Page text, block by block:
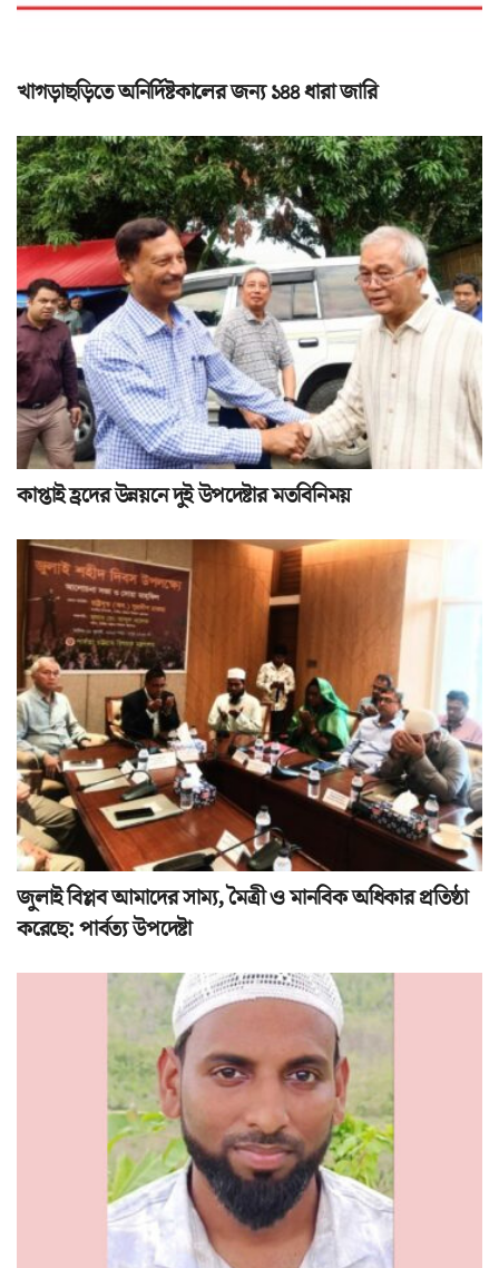
খাগড়াছড়িতে অনির্দিষ্টকালের জন্য ১৪৪ ধারা জারি
কাপ্তাই হ্রদের উন্নয়নে দুই উপদেষ্টার মতবিনিময়
জুলাই বিপ্লব আমাদের সাম্য, মৈত্রী ও মানবিক অধিকার প্রতিষ্ঠা
করেছে: পার্বত্য উপদেষ্টা